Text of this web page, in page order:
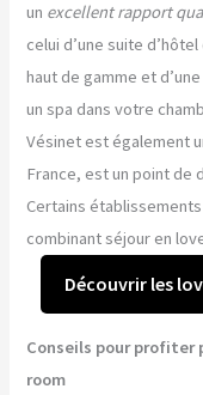
un excellent rapport
celui d’une suite
haut de gamme et
un spa dans votre
Vésinet est également
France, est un point de
Certains
combinant séjour en
Découvrir les
Conseils pour profiter
room